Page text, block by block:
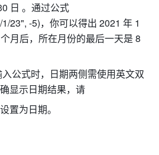
日 。通过公式
23", -5)，你可以得出 2021 年 1
月后，所在月份的最后一天是 8
公式时，日期两侧需使用英文双
显示日期结果，请
置为日期。